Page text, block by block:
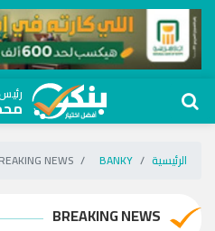
الرئيسية BANKY
NEWS
BREAKING NEWS